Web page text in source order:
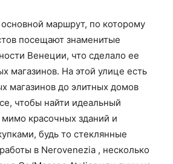
маршрут, по которому
посещают знаменитые
Венеции, что сделало ее
магазинов. На этой улице есть
магазинов до элитных домов
чтобы найти идеальный
красочных зданий и
будь то стеклянные
в Nerovenezia , несколько